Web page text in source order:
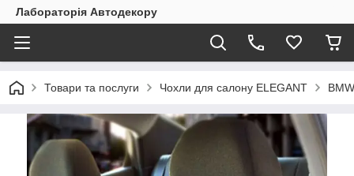
Лабораторія Автодекору
Товари та послуги Чохли для салону ELEGANT BMW